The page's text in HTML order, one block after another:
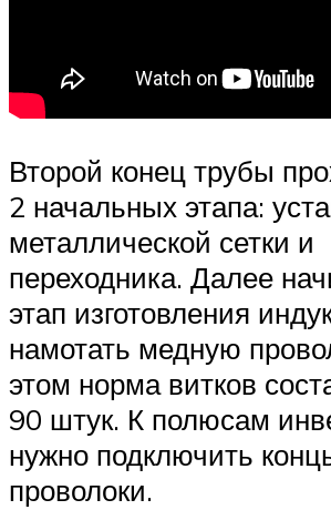
Второй конец трубы
2 начальных этапа:
металлической сетки и
переходника. Далее
этап изготовления
намотать медную
этом норма витков
90 штук. К полюсам
нужно подключить
проволоки.